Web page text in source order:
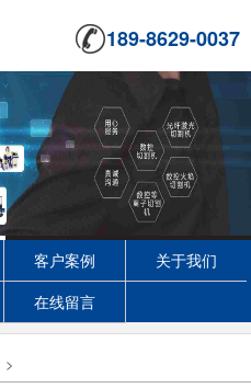
189-8629-0037
客户案例
关于我们
在线留言
>